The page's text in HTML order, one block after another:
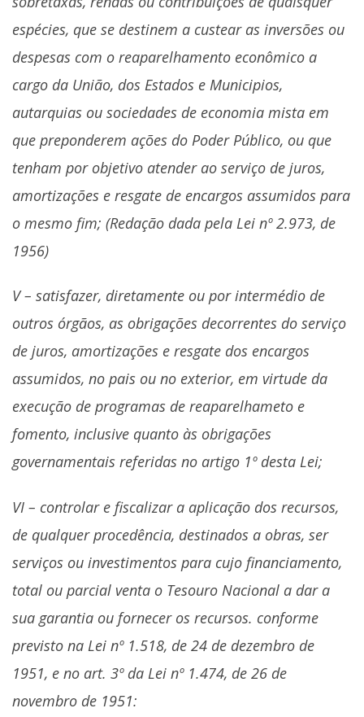
espécies, que se destinem a custear as inversões ou
despesas com o reaparelhamento econômico a
cargo da União, dos Estados e Municipios,
autarquias ou sociedades de economia mista em
que preponderem ações do Poder Público, ou que
tenham por objetivo atender ao serviço de juros,
amortizações e resgate de encargos assumidos para
o mesmo fim; (Redação dada pela Lei nº 2.973, de
1956)
V – satisfazer, diretamente ou por intermédio de
outros órgãos, as obrigações decorrentes do serviço
de juros, amortizações e resgate dos encargos
assumidos, no pais ou no exterior, em virtude da
execução de programas de reaparelhameto e
fomento, inclusive quanto às obrigações
governamentais referidas no artigo 1º desta Lei;
VI – controlar e fiscalizar a aplicação dos recursos,
de qualquer procedência, destinados a obras, ser
serviços ou investimentos para cujo financiamento,
total ou parcial venta o Tesouro Nacional a dar a
sua garantia ou fornecer os recursos. conforme
previsto na Lei nº 1.518, de 24 de dezembro de
1951, e no art. 3º da Lei nº 1.474, de 26 de
novembro de 1951: